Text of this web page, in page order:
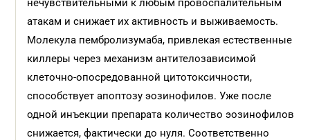
нечувствительными к любым провоспалительным
атакам и снижает их активность и выживаемость.
Молекула пембролизумаба, привлекая естественные
киллеры через механизм антителозависимой
клеточно-опосредованной цитотоксичности,
способствует апоптозу эозинофилов. Уже после
одной инъекции препарата количество эозинофилов
снижается, фактически до нуля. Соответственно